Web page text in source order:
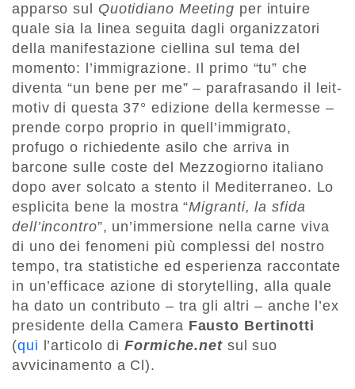
apparso sul Quotidiano Meeting per intuire
quale sia la linea seguita dagli organizzatori
della manifestazione ciellina sul tema del
momento: l’immigrazione. Il primo “tu” che
diventa “un bene per me” – parafrasando il leit-
motiv di questa 37° edizione della kermesse –
prende corpo proprio in quell’immigrato,
profugo o richiedente asilo che arriva in
barcone sulle coste del Mezzogiorno italiano
dopo aver solcato a stento il Mediterraneo. Lo
esplicita bene la mostra “Migranti, la sfida
dell’incontro”, un’immersione nella carne viva
di uno dei fenomeni più complessi del nostro
tempo, tra statistiche ed esperienza raccontate
in un’efficace azione di storytelling, alla quale
ha dato un contributo – tra gli altri – anche l’ex
presidente della Camera Fausto Bertinotti
(qui l’articolo diFormiche.netsul suo
avvicinamento a Cl).